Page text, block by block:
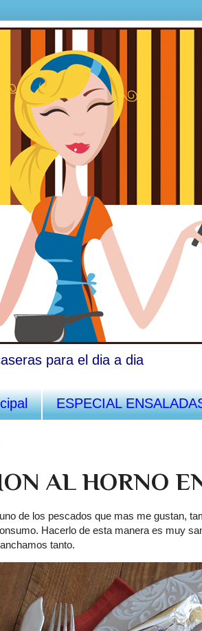
para el dia a dia
ESPECIAL
AL HORNO
de los pescados que mas me gustan,
Hacerlo de esta manera es muy
tanto.